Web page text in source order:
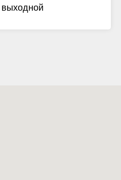
выходной